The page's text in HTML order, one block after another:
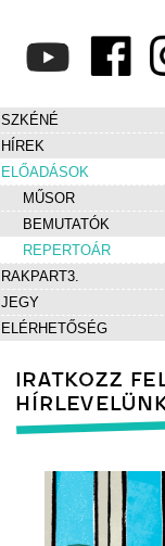
SZKÉNÉ
HÍREK
ELŐADÁSOK
MŰSOR
BEMUTATÓK
REPERTOÁR
RAKPART3.
JEGY
ELÉRHETŐSÉG